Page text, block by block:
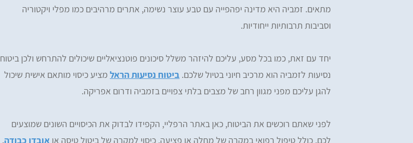
מתאים. זמביה היא מדינה יפהפייה עם טבע עוצר נשימה, אתרים מרהיבים כמו מפלי ויקטוריה
וסביבות תרבותיות ייחודיות.
יחד עם זאת, כמו בכל מסע, עליכם להיזהר משלל סיכונים פוטנציאליים שיכולים להתרחש ולכן ביטוח
נסיעות לזמביה הוא מרכיב חיוני בטיול שלכם. ביטוח נסיעות הראל מציע כיסוי מותאם אישית שיכול
להגן עליכם מפני מגוון רחב של מצבים בלתי צפויים בזמביה ודרום אפריקה.
לפני שאתם רוכשים את הביטוח, כאן באתר הרפליי, הקפידו לבדוק את הכיסויים השונים שמוצעים
לכם, כולל טיפול רפואי במקרה של מחלה או פציעה, כיסוי למקרה של ביטול טיסה או אובדן כבודה.